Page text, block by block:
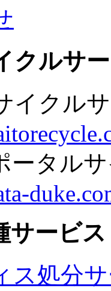
クルサ
イクル
ータル
サービス
ス処分